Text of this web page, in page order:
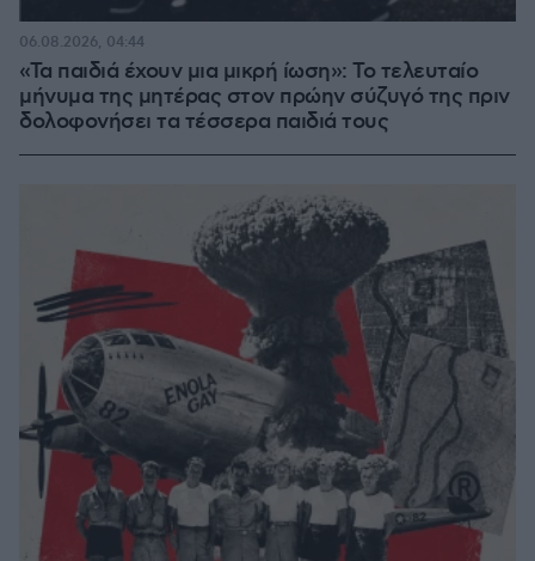
«Τα παιδιά έχουν μια μικρή ίωση»: Το τελευταίο
μήνυμα της μητέρας στον πρώην σύζυγό της πριν
δολοφονήσει τα τέσσερα παιδιά τους
06.08.2026, 04:44